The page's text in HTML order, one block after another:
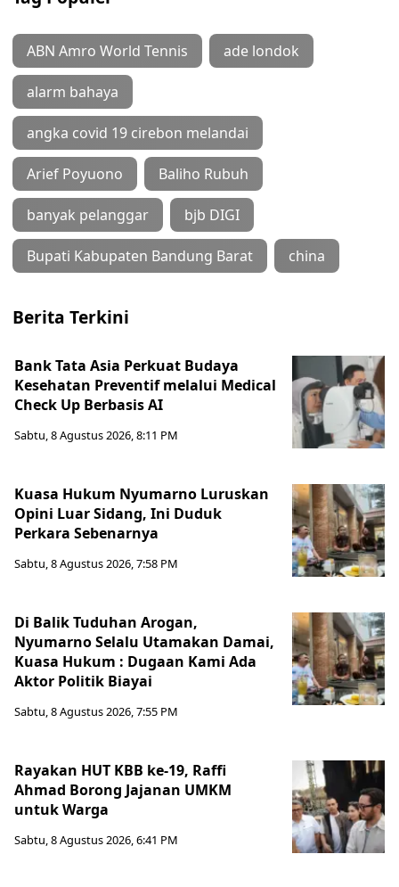
ABN Amro World Tennis ade londok
alarm bahaya
angka covid 19 cirebon melandai
Arief Poyuono Baliho Rubuh
banyak pelanggar bjb DIGI
Bupati Kabupaten Bandung Barat china
Berita Terkini
Bank Tata Asia Perkuat Budaya
Kesehatan Preventif melalui Medical
Check Up Berbasis AI
Sabtu, 8 Agustus 2026, 8:11 PM
Kuasa Hukum Nyumarno Luruskan
Opini Luar Sidang, Ini Duduk
Perkara Sebenarnya ​
Sabtu, 8 Agustus 2026, 7:58 PM
Di Balik Tuduhan Arogan,
Nyumarno Selalu Utamakan Damai,
Kuasa Hukum : Dugaan Kami Ada
Aktor Politik Biayai
Sabtu, 8 Agustus 2026, 7:55 PM
Rayakan HUT KBB ke-19, Raffi
Ahmad Borong Jajanan UMKM
untuk Warga
Sabtu, 8 Agustus 2026, 6:41 PM